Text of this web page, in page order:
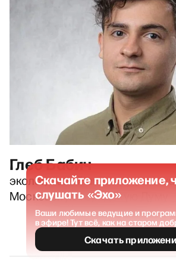
Глеб Бабич
эколог, левый активист, экс-
Московскую городскую Думу
Скачайте приложение,
слушать «Эхо»
Ваши любимые ведущие и
в эфире! Тут всё, как на старом
Скачать